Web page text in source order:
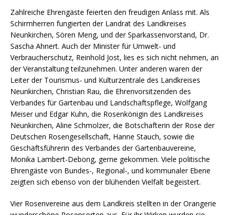
Zahlreiche Ehrengäste feierten den freudigen Anlass mit. Als
Schirmherren fungierten der Landrat des Landkreises
Neunkirchen, Sören Meng, und der Sparkassenvorstand, Dr.
Sascha Ahnert. Auch der Minister für Umwelt- und
Verbraucherschutz, Reinhold Jost, lies es sich nicht nehmen, an
der Veranstaltung teilzunehmen. Unter anderen waren der
Leiter der Tourismus- und Kulturzentrale des Landkreises
Neunkirchen, Christian Rau, die Ehrenvorsitzenden des
Verbandes für Gartenbau und Landschaftspflege, Wolfgang
Meiser und Edgar Kuhn, die Rosenkönigin des Landkreises
Neunkirchen, Aline Schmolzer, die Botschafterin der Rose der
Deutschen Rosengesellschaft, Hanne Stauch, sowie die
Geschäftsführerin des Verbandes der Gartenbauvereine,
Monika Lambert-Debong, gerne gekommen. Viele politische
Ehrengäste von Bundes-, Regional-, und kommunaler Ebene
zeigten sich ebenso von der blühenden Vielfalt begeistert.
Vier Rosenvereine aus dem Landkreis stellten in der Orangerie